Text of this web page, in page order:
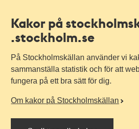
Kakor på
.stockholm.se
På Stockholmskällan använder vi
sammanställa statistik och för att
fungera på ett bra sätt för dig.
Om kakor på Stockholmskällan